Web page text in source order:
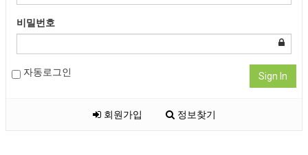
비밀번호
자동로그인 Sign In
회원가입 정보찾기